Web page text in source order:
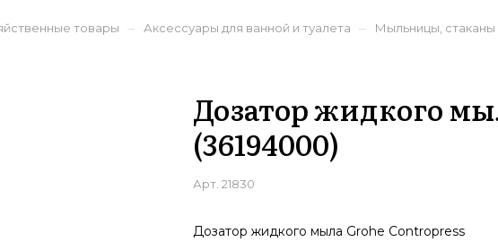
товары – Аксессуары для ванной и туалета – Мыльницы, стаканы
Дозатор жидкого
(36194000)
Арт. 21830
Дозатор жидкого мыла Grohe Contropress